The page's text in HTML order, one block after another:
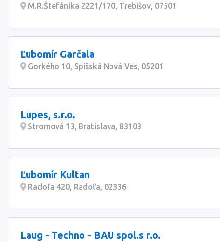
M.R.Štefánika 2221/170, Trebišov, 07501
Ľubomír Garčala
Gorkého 10, Spišská Nová Ves, 05201
Lupes, s.r.o.
Stromová 13, Bratislava, 83103
Ľubomír Kultan
Radoľa 420, Radoľa, 02336
Laug - Techno - BAU spol.s r.o.